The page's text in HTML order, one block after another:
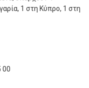
1 στη Κύπρο, 1 στη
00